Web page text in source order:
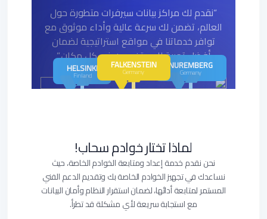
“نقدم لك مراكز بيانات سيرفرات متطورة حول
العالم، تضمن لك سرعة عالية وأداء موثوق مع
توافر خدماتنا في مواقع استراتيجية لضمان
أفضل تجربة للمستخدمين في كل مكان.”
FALKENSTEIN
Germany NUREMBERG
Germany
HELSINKI
Finland
لماذا تختار خوادم سحاب!
نحن نقدم خدمة إعداد ومتابعة الخوادم الخاصة، حيث
نساعدك في تجهيز الخوادم الخاصة بك وتقديم الدعم الفني
المستمر لمتابعة أدائها، لضمان استقرار النظام وأمان البيانات
مع استجابة سريعة لأي مشكلة قد تطرأ.